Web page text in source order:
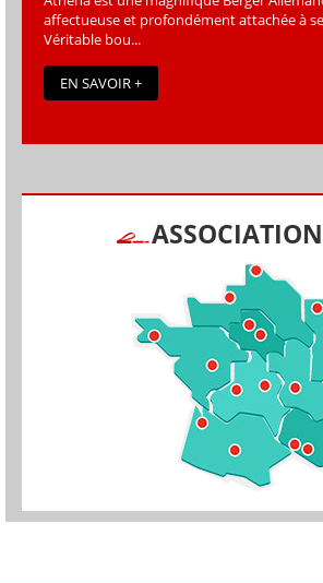
affectueuse et profondément attachée à
Véritable bou...
EN SAVOIR +